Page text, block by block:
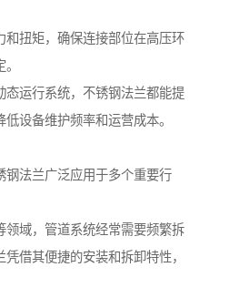
和扭矩，确保连接部位在高压环
态运行系统，不锈钢法兰都能提
设备维护频率和运营成本。
钢法兰广泛应用于多个重要行
领域，管道系统经常需要频繁拆
借其便捷的安装和拆卸特性，